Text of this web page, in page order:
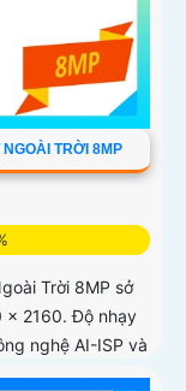
TRỜI 8MP
Trời 8MP sở
× 2160. Độ nhạy
nghệ AI-ISP và